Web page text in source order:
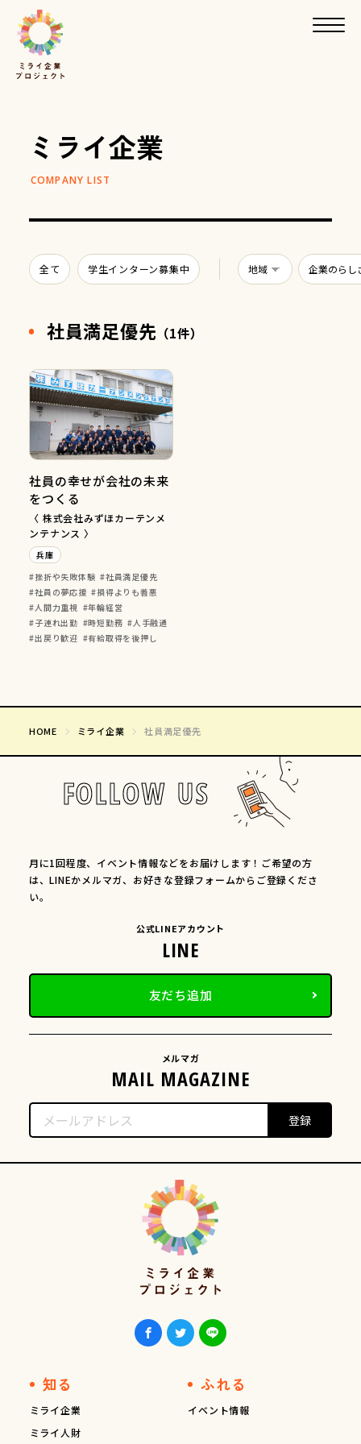
ミライ企業
全て 学生インターン募集中
社員満足優先 （1件）
社員の幸せが会社の未来
をつくる
〈 株式会社みずほカーテンメ
ンテナンス 〉
兵庫
挫折や失敗体験
社員満足優先
社員の夢応援
損得よりも善悪
人間力重視
年輪経営
子連れ出勤
時短勤務
人手融通
出戻り歓迎
有給取得を後押し
HOME ミライ企業 社員満足優先
FOLLOW US
月に1回程度、イベント情報などをお届けします！ご希望の方
は、LINEかメルマガ、お好きな登録フォームからご登録くださ
い。
公式LINEアカウント
友だち追加
メルマガ
知る
ミライ企業
ミライ人財
ふれる
イベント情報